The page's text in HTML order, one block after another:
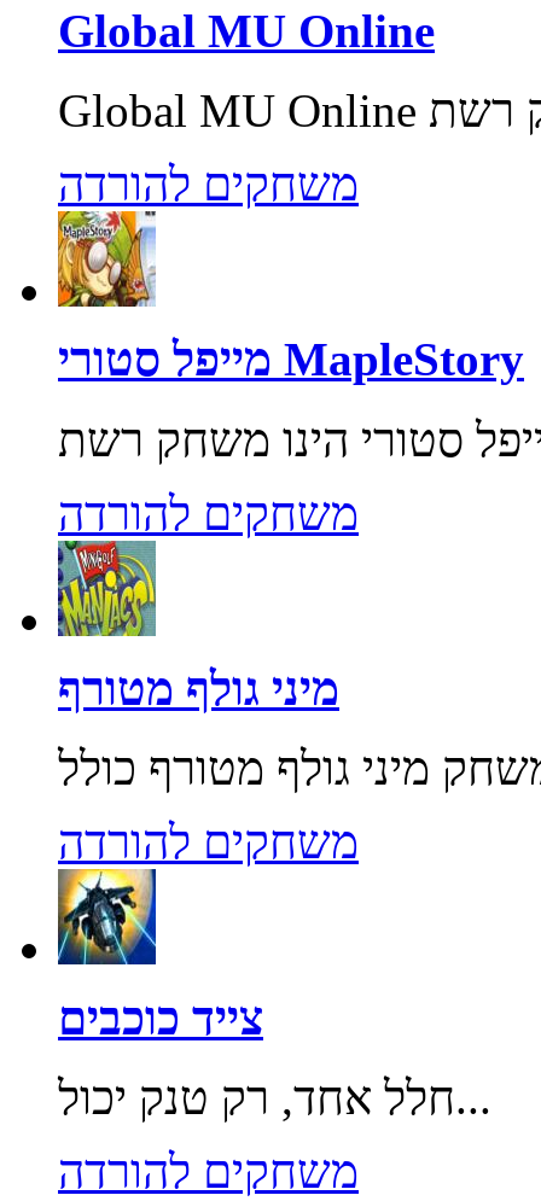
Global MU Online
משחקים להורדה
מייפל סטורי MapleStory
משחקים להורדה
מיני גולף מטורף
משחקים להורדה
צייד כוכבים
חלל אחד, רק טנק יכול...
משחקים להורדה